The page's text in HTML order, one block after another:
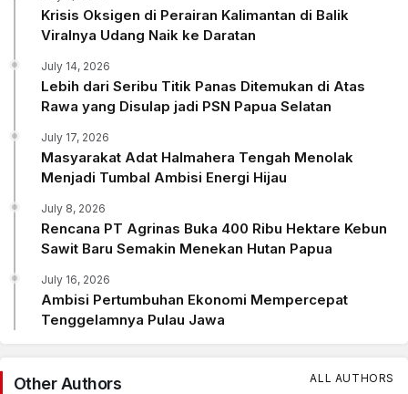
Krisis Oksigen di Perairan Kalimantan di Balik
Viralnya Udang Naik ke Daratan
Lebih dari Seribu Titik Panas Ditemukan di Atas
Rawa yang Disulap jadi PSN Papua Selatan
July 14, 2026
Masyarakat Adat Halmahera Tengah Menolak
Menjadi Tumbal Ambisi Energi Hijau
July 17, 2026
Rencana PT Agrinas Buka 400 Ribu Hektare Kebun
Sawit Baru Semakin Menekan Hutan Papua
July 8, 2026
Ambisi Pertumbuhan Ekonomi Mempercepat
Tenggelamnya Pulau Jawa
July 16, 2026
Other Authors ALL AUTHORS